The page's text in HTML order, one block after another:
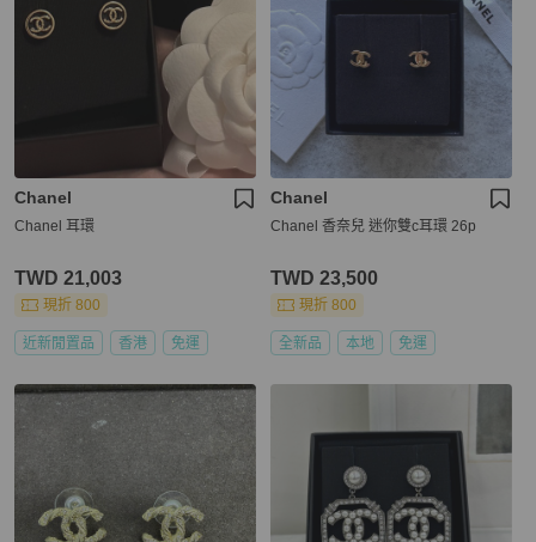
Chanel
Chanel 耳環
TWD 21,003
現折 800
近新閒置品 香港 免運
Chanel
Chanel 香奈兒 迷你雙c耳環 26p
TWD 23,500
現折 800
全新品 本地 免運